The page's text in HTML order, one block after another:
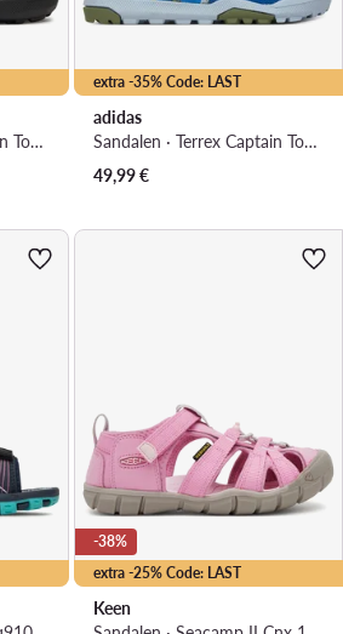
Sandalen · Terrex Captain Toey Infant Kids ID2435 · Schwarz
extra -35% Code: LAST
adidas
Sandalen · Terrex Captain Toey 2.0 JR9076 · Blau
49,99€
extra -25% Code: LAST
-38%
Keen